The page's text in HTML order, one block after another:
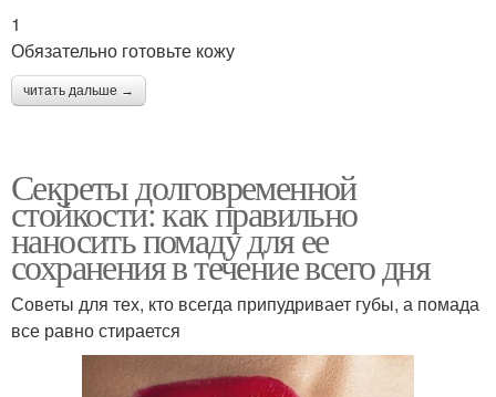
1
Обязательно готовьте кожу
читать дальше →
Секреты долговременной
стойкости: как правильно
наносить помаду для ее
сохранения в течение всего дня
Советы для тех, кто всегда припудривает губы, а помада
все равно стирается